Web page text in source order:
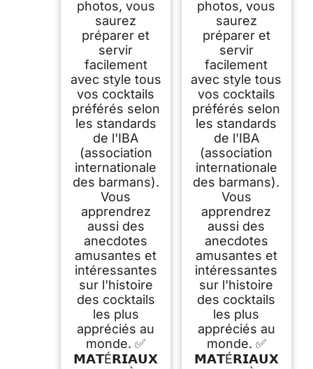
photos, vous
saurez
préparer et
servir
facilement
avec style tous
vos cocktails
préférés selon
les standards
de l'IBA
(association
internationale
des barmans).
Vous
apprendrez
aussi des
anecdotes
amusantes et
intéressantes
sur l'histoire
des cocktails
les plus
appréciés au
monde. ✅
𝗠𝗔𝗧É𝗥𝗜𝗔𝗨𝗫
photos, vous
saurez
préparer et
servir
facilement
avec style tous
vos cocktails
préférés selon
les standards
de l'IBA
(association
internationale
des barmans).
Vous
apprendrez
aussi des
anecdotes
amusantes et
intéressantes
sur l'histoire
des cocktails
les plus
appréciés au
monde. ✅
𝗠𝗔𝗧É𝗥𝗜𝗔𝗨𝗫